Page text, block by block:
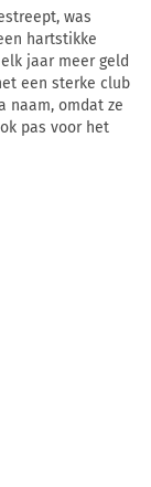
was
hartstikke
jaar meer geld
een sterke club
naam, omdat ze
pas voor het